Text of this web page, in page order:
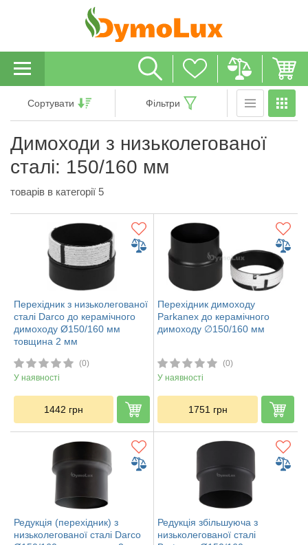
Димоходи з низьколегованої
сталі: 150/160 мм
товарів в категорії 5
Сортувати Фільтри
Перехідник з низьколегованої
сталі Darco до керамічного
димоходу Ø150/160 мм
товщина 2 мм
(0)
У наявності
1442 грн
Перехідник димоходу
Parkanex до керамічного
димоходу ∅150/160 мм
(0)
У наявності
1751 грн
Редукція (перехідник) з
низьколегованої сталі Darco
Редукція збільшуюча з
низьколегованої сталі